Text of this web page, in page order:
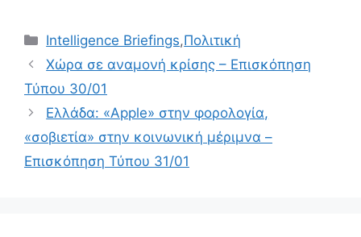
Κατηγορίες
Intelligence Briefings,Πολιτική
Χώρα σε αναμονή κρίσης – Επισκόπηση
Τύπου 30/01
Ελλάδα: «Apple» στην φορολογία,
«σοβιετία» στην κοινωνική μέριμνα –
Επισκόπηση Τύπου 31/01